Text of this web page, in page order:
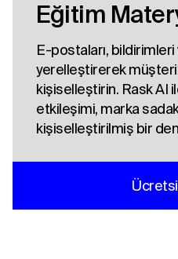
Eğitim
E-postaları,
yerelleştirerek
kişiselleştirin. Rask AI
etkileşimi, marka
kişiselleştirilmiş bir